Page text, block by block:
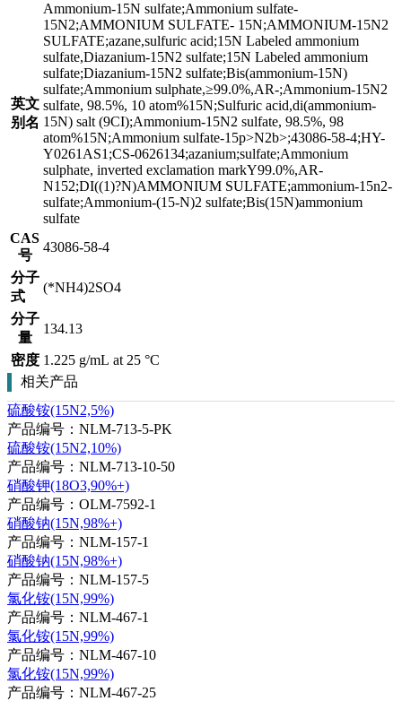
英文
别名
Ammonium-15N sulfate;Ammonium sulfate-
15N2;AMMONIUM SULFATE- 15N;AMMONIUM-15N2
SULFATE;azane,sulfuric acid;15N Labeled ammonium
sulfate,Diazanium-15N2 sulfate;15N Labeled ammonium
sulfate;Diazanium-15N2 sulfate;Bis(ammonium-15N)
sulfate;Ammonium sulphate,≥99.0%,AR-;Ammonium-15N2
sulfate, 98.5%, 10 atom%15N;Sulfuric acid,di(ammonium-
15N) salt (9CI);Ammonium-15N2 sulfate, 98.5%, 98
atom%15N;Ammonium sulfate-15p>N2b>;43086-58-4;HY-
Y0261AS1;CS-0626134;azanium;sulfate;Ammonium
sulphate, inverted exclamation markY99.0%,AR-
N152;DI((1)?N)AMMONIUM SULFATE;ammonium-15n2-
sulfate;Ammonium-(15-N)2 sulfate;Bis(15N)ammonium
sulfate
CAS
号
43086-58-4
分子
式
(*NH4)2SO4
分子
量
134.13
密度 1.225 g/mL at 25 °C
相关产品
硫酸铵(15N2,5%)
产品编号：NLM-713-5-PK
硫酸铵(15N2,10%)
产品编号：NLM-713-10-50
硝酸钾(18O3,90%+)
产品编号：OLM-7592-1
硝酸钠(15N,98%+)
产品编号：NLM-157-1
硝酸钠(15N,98%+)
产品编号：NLM-157-5
氯化铵(15N,99%)
产品编号：NLM-467-1
氯化铵(15N,99%)
产品编号：NLM-467-10
氯化铵(15N,99%)
产品编号：NLM-467-25